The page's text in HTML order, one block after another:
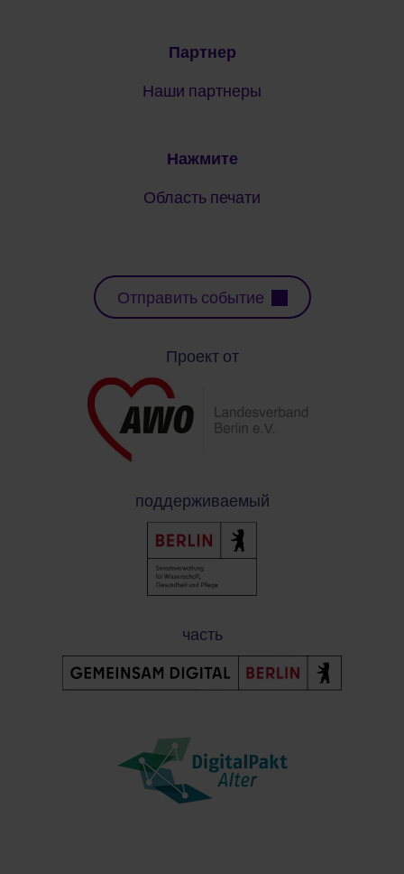
Партнер
Наши партнеры
Нажмите
Область печати
Отправить событие
Проект от
поддерживаемый
часть